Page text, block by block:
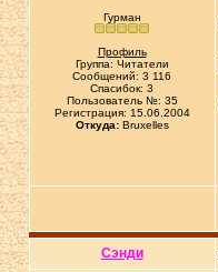
Гурман
Профиль
Группа: Читатели
Сообщений: 3 116
Спасибок: 3
Пользователь №: 35
Регистрация: 15.06.2004
Откуда:Bruxelles
Сэнди